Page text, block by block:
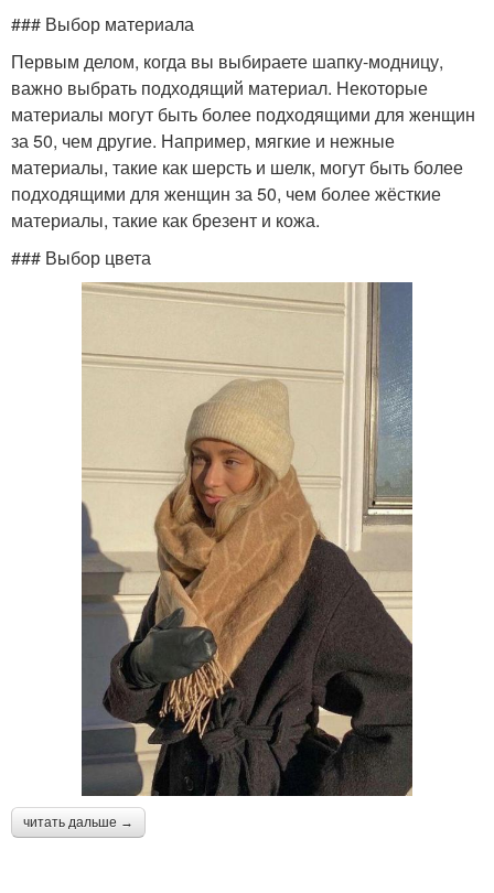
### Выбор материала
Первым делом, когда вы выбираете шапку-модницу,
важно выбрать подходящий материал. Некоторые
материалы могут быть более подходящими для женщин
за 50, чем другие. Например, мягкие и нежные
материалы, такие как шерсть и шелк, могут быть более
подходящими для женщин за 50, чем более жёсткие
материалы, такие как брезент и кожа.
### Выбор цвета
читать дальше →